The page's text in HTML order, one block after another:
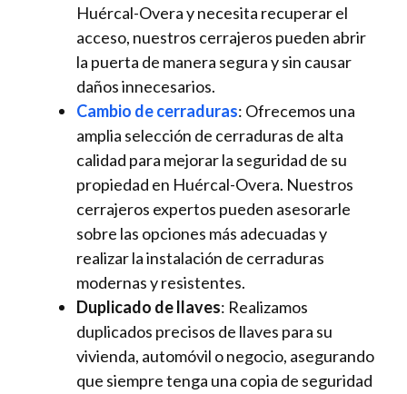
Huércal-Overa y necesita recuperar el
acceso, nuestros cerrajeros pueden abrir
la puerta de manera segura y sin causar
daños innecesarios.
Cambio de cerraduras: Ofrecemos una
amplia selección de cerraduras de alta
calidad para mejorar la seguridad de su
propiedad en Huércal-Overa. Nuestros
cerrajeros expertos pueden asesorarle
sobre las opciones más adecuadas y
realizar la instalación de cerraduras
modernas y resistentes.
Duplicado de llaves: Realizamos
duplicados precisos de llaves para su
vivienda, automóvil o negocio, asegurando
que siempre tenga una copia de seguridad